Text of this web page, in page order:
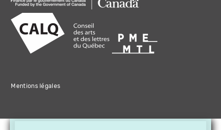
Mentions légales